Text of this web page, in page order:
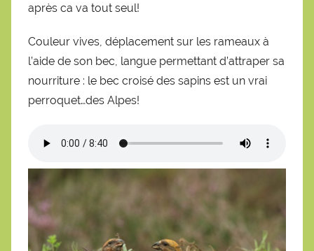
a
s
t
après ca va tout seul!
Couleur vives, déplacement sur les rameaux à
l’aide de son bec, langue permettant d’attraper sa
nourriture : le bec croisé des sapins est un vrai
perroquet…des Alpes!